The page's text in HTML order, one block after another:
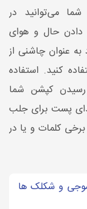
می‌توانید در
دادن حال و هوای
عنوان چاشنی از
کنید. استفاده
کپشن شما
پست برای جلب
کلمات و یا در
و شکلک ها